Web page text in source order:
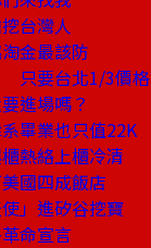
台灣人
金最該防
只要台北1/3價格
進場嗎？
畢業也只值22K
熱絡上櫃冷清
國四成飯店
」進矽谷挖寶
命宣言